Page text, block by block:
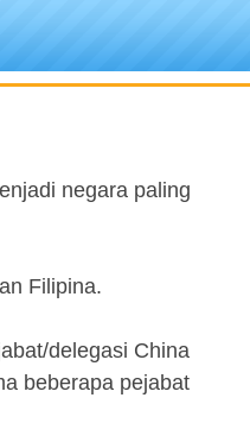
negara paling
Filipina.
delegasi China
beberapa pejabat